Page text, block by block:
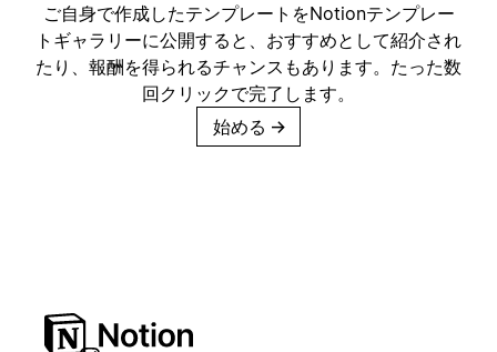
ご自身で作成したテンプレートをNotionテンプレー
トギャラリーに公開すると、おすすめとして紹介され
たり、報酬を得られるチャンスもあります。たった数
回クリックで完了します。
始める →